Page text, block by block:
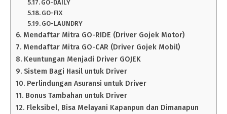
GO-DAILY
GO-FIX
GO-LAUNDRY
Mendaftar Mitra GO-RIDE (Driver Gojek Motor)
Mendaftar Mitra GO-CAR (Driver Gojek Mobil)
Keuntungan Menjadi Driver GOJEK
Sistem Bagi Hasil untuk Driver
Perlindungan Asuransi untuk Driver
Bonus Tambahan untuk Driver
Fleksibel, Bisa Melayani Kapanpun dan Dimanapun